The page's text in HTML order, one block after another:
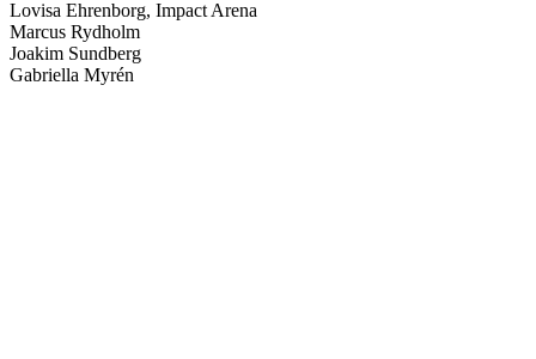
Lovisa Ehrenborg, Impact Arena
Marcus Rydholm
Joakim Sundberg
Gabriella Myrén